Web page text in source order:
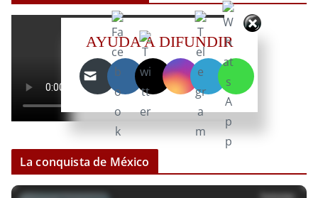
La conquista de México
AYUDA A DIFUNDIR